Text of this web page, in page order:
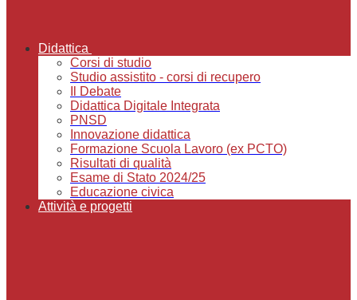
Didattica
Corsi di studio
Studio assistito - corsi di recupero
Il Debate
Didattica Digitale Integrata
PNSD
Innovazione didattica
Formazione Scuola Lavoro (ex PCTO)
Risultati di qualità
Esame di Stato 2024/25
Educazione civica
Attività e progetti